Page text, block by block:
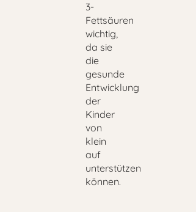
3-
Fettsäuren
wichtig,
da sie
die
gesunde
Entwicklung
der
Kinder
von
klein
auf
unterstützen
können.